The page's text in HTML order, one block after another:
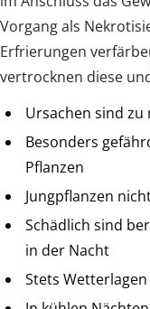
Vorgang als
Erfrierungen
vertrocknen diese
Ursachen sind
Besonders
Pflanzen
Jungpflanzen
Schädlich sind
in der Nacht
Stets